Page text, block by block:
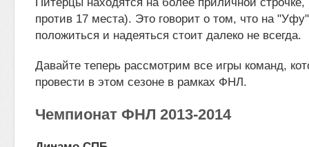
против 17 места). Это говорит о том, что на "Уфу"
положиться и надеяться стоит далеко не всегда.
Давайте теперь рассмотрим все игры команд,
провести в этом сезоне в рамках ФНЛ.
Чемпионат ФНЛ 2013-2014